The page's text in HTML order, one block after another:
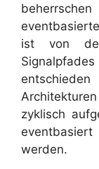
ist von
zyklisch
werden.